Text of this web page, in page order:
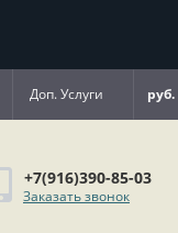
Доп. Услуги руб.
+7(916)390-85-03
Заказать звонок